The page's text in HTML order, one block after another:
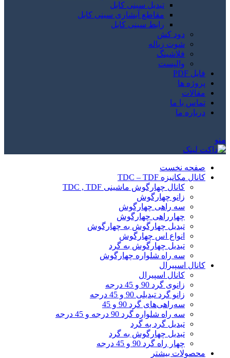
تبدیل سینی کابل
مقاطع آبشاری سینی کابل
رابط سینی کابل
دود کش
شوت زباله
فلاشینگ
والپست
فایل PDF
پروژه ها
مقالات
تماس با ما
درباره ما
منو
صفحه نخست
کانال مکانیزه TDC – TDF
کانال چهارگوش ماشینی TDC , TDF
زانو چهارگوش
سه راهی چهارگوش
چهارراهی چهارگوش
تبدیل چهارگوش به چهارگوش
انواع اس چهارگوش
تبدیل چهارگوش به گرد
سه راه شلواره چهارگوش
کانال اسپیرال
کانال اسپیرال
زانوی گرد 90 و 45 درجه
زانو گرد تبدیلی 90 و 45 درجه
سه‌راهی‌های گرد 90 و 45
سه راه شلواره گرد 90 درجه و 45 درجه
تبدیل گرد به گرد
تبدیل چهارگوش به گرد
چهار راه گرد 90 و 45 درجه
محصولات بیشتر